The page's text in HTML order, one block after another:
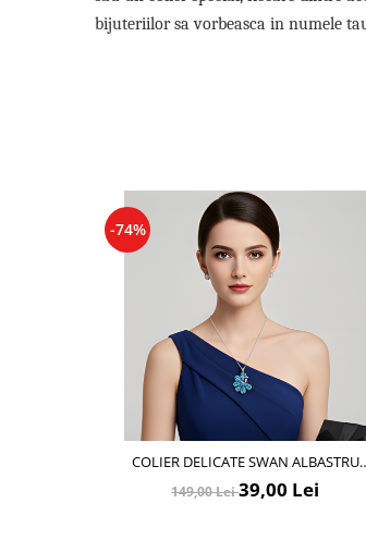
Cadouri pentru Sfânta Maria
bijuteriilor sa vorbeasca in numele
-74%
COLIER DELICATE SWAN ALBASTRU
AQUAMARINE CU CRISTALE
149,00 Lei39,00 Lei